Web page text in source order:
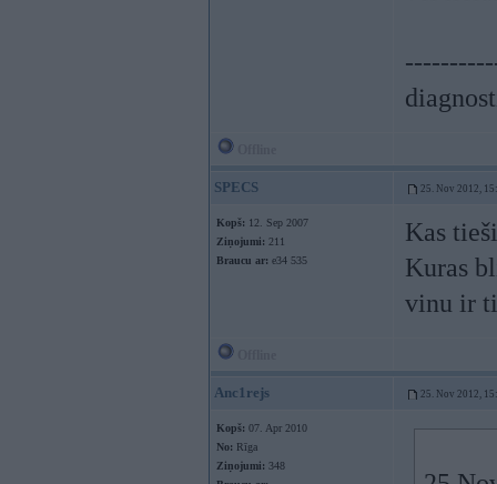
SPECS 25. Nov 2012,
Kopš: 12. Sep 2007
Ziņojumi: 211
Braucu ar: e34 535
Kas
Kuras
vinu ir
Anc1rejs 25. Nov 2012,
Kopš: 07. Apr 2010
No: Rīga
Ziņojumi: 348